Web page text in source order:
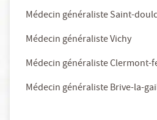
Médecin généraliste Saint-
Médecin généraliste Vichy
Médecin généraliste Clermont-
Médecin généraliste Brive-la-